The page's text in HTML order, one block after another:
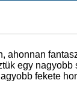
ahonnan
egy nagyobb
fekete